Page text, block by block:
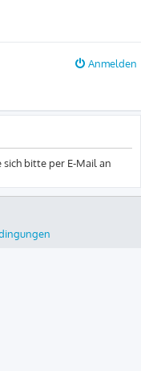
Anmelden
sich bitte per E-Mail an